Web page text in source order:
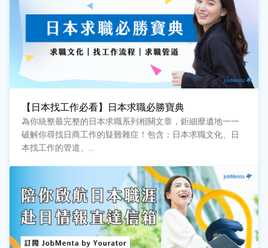
【日本找工作必看】日本求職必勝寶典
為你統整最完整的日本求職系列相關文章，鉅細靡遺地一一
破解你尋找日商工作的疑難雜症！包含：日本求職文化、日
本找工作的管道、...